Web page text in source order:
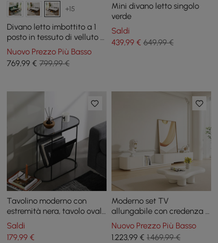
+15
Divano letto imbottito a 1
posto in tessuto di velluto a
coste bianco con
contenitore e cuscini, 136
cm
Nuovo Prezzo Più Basso
769,99 € 799,99 €
Mini divano letto singolo
verde
Saldi
439,99€ 649,99 €
Tavolino moderno con
estremità nera, tavolo ovale
con accento in metallo,
portariviste, tavolino da
Saldi
179,99 €
Moderno set TV
allungabile con credenza e
tavolino da caffè astratto
Nuovo Prezzo Più Basso
1.223,99€ 1.469,99 €